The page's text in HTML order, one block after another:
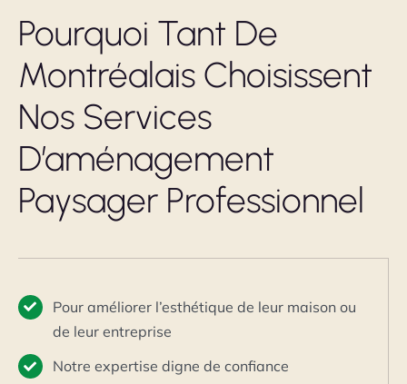
Pourquoi Tant De
Montréalais Choisissent
Nos Services
D’aménagement
Paysager Professionnel
Pour améliorer l’esthétique de leur maison ou
de leur entreprise
Notre expertise digne de confiance